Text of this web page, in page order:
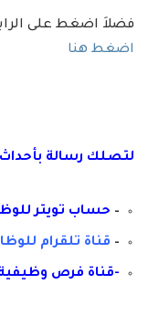
فضلاَ اضغط على
اضغط هنا
لتصلك رسالة بأحداث
– حساب تويتر
– قناة تلقرام
-قناة فرص